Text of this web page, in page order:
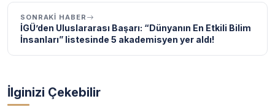
SONRAKI HABER
İGÜ’den Uluslararası Başarı: “Dünyanın En Etkili Bilim
İnsanları” listesinde 5 akademisyen yer aldı!
İlginizi Çekebilir